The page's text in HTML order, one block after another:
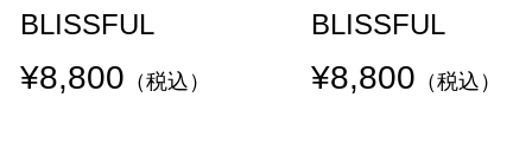
BLISSFUL
¥8,800 （税込）
BLISSFUL
¥8,800 （税込）